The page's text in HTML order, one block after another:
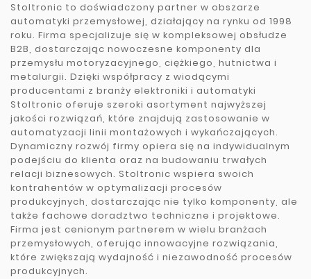
Stoltronic to doświadczony partner w obszarze
automatyki przemysłowej, działający na rynku od 1998
roku. Firma specjalizuje się w kompleksowej obsłudze
B2B, dostarczając nowoczesne komponenty dla
przemysłu motoryzacyjnego, ciężkiego, hutnictwa i
metalurgii. Dzięki współpracy z wiodącymi
producentami z branży elektroniki i automatyki
Stoltronic oferuje szeroki asortyment najwyższej
jakości rozwiązań, które znajdują zastosowanie w
automatyzacji linii montażowych i wykańczających.
Dynamiczny rozwój firmy opiera się na indywidualnym
podejściu do klienta oraz na budowaniu trwałych
relacji biznesowych. Stoltronic wspiera swoich
kontrahentów w optymalizacji procesów
produkcyjnych, dostarczając nie tylko komponenty, ale
także fachowe doradztwo techniczne i projektowe.
Firma jest cenionym partnerem w wielu branżach
przemysłowych, oferując innowacyjne rozwiązania,
które zwiększają wydajność i niezawodność procesów
produkcyjnych.